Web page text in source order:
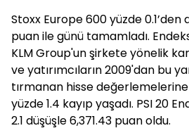
Stoxx Europe 600 yüzde
puan ile günü tamamladı.
KLM Group'un şirkete yönelik
ve yatırımcıların 2009'dan bu
tırmanan hisse değerlemelerine
yüzde 1.4 kayıp yaşadı. PSI 20
2.1 düşüşle 6,371.43 puan oldu.